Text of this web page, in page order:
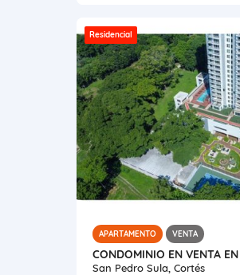
Residencial
APARTAMENTO VENTA
San Pedro Sula, Cortés